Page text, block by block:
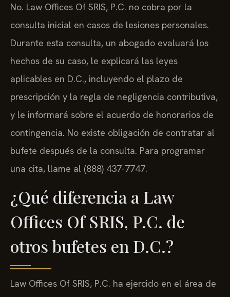
No. Law Offices Of SRIS, P.C. no cobra por la
consulta inicial en casos de lesiones personales.
Durante esta consulta, un abogado evaluará los
hechos de su caso, le explicará las leyes
aplicables en D.C., incluyendo el plazo de
prescripción y la regla de negligencia contributiva,
y le informará sobre el acuerdo de honorarios de
contingencia. No existe obligación de contratar al
bufete después de la consulta. Para programar
una cita, llame al (888) 437-7747.
¿Qué diferencia a Law
Offices Of SRIS, P.C. de
otros bufetes en D.C.?
Law Offices Of SRIS, P.C. ha ejercido en el área de